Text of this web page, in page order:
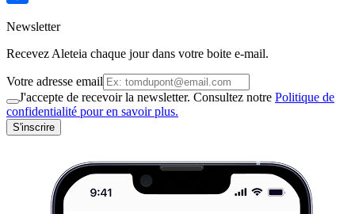
Newsletter
Recevez Aleteia chaque jour dans votre boite e-mail.
Votre adresse email
J'accepte de recevoir la newsletter. Consultez notre Politique de
confidentialité pour en savoir plus.
S'inscrire